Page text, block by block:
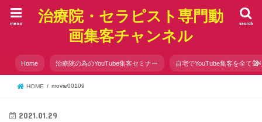
治療院・セラピスト専門動
画集客チャンネル
search
menu
Home 治療院の為のYouTube集客セミナー 自宅でYouTube集客を全て知
HOME movie00109
2021.01.29